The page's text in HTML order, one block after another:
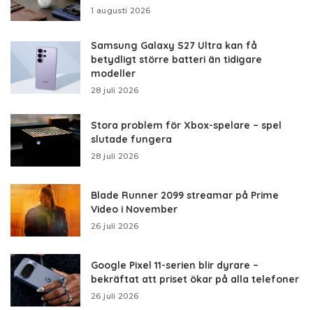
1 augusti 2026
Samsung Galaxy S27 Ultra kan få
betydligt större batteri än tidigare
modeller
28 juli 2026
Stora problem för Xbox-spelare – spel
slutade fungera
28 juli 2026
Blade Runner 2099 streamar på Prime
Video i November
26 juli 2026
Google Pixel 11-serien blir dyrare –
bekräftat att priset ökar på alla telefoner
26 juli 2026